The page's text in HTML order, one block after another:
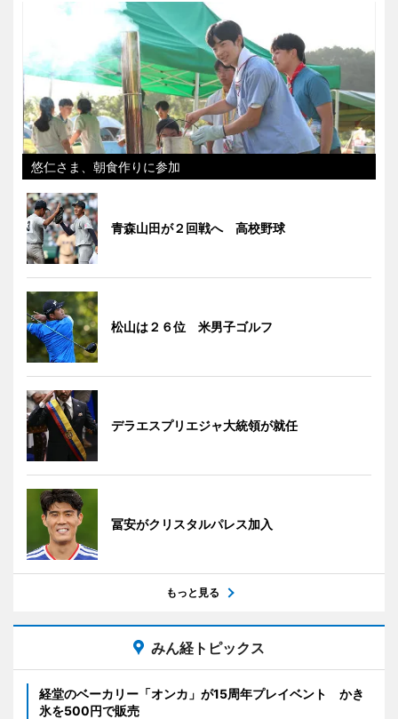
悠仁さま、朝食作りに参加
青森山田が２回戦へ 高校野球
松山は２６位 米男子ゴルフ
デラエスプリエジャ大統領が就任
冨安がクリスタルパレス加入
もっと見る
みん経トピックス
経堂のベーカリー「オンカ」が15周年プレイベント かき
氷を500円で販売